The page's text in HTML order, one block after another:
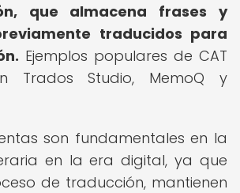
que almacena frases y
traducidos para
Ejemplos populares de CAT
Trados Studio, MemoQ y
son fundamentales en la
en la era digital, ya que
de traducción, mantienen